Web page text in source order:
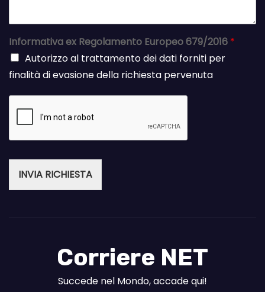
Informativa ex Regolamento Europeo 679/2016 *
Autorizzo al trattamento dei dati forniti per
finalità di evasione della richiesta pervenuta
INVIA RICHIESTA
Corriere NET
Succede nel Mondo, accade qui!